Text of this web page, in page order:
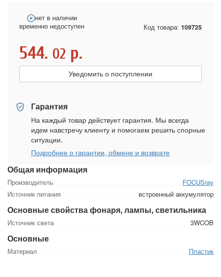
Общая информация
Производитель
FOCUSray
Источник питания
встроенный аккумулятор
Основные свойства фонаря, лампы, светильника
Источник света 3WCOB
Основные
Материал Пластик
нет в наличии
временно недоступен
Код товара: 109725
544. 02 р.
Уведомить о поступлении
Гарантия
На каждый товар действует гарантия. Мы всегда
идем навстречу клиенту и помогаем решить спорные
ситуации.
Подробнее о гарантии, обмене и возврате